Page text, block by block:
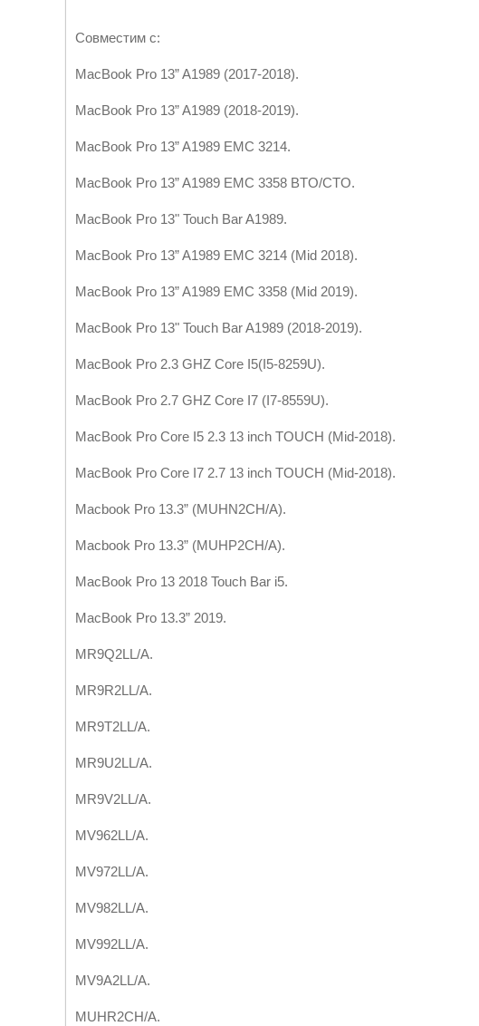
Совместим с:
MacBook Pro 13” A1989 (2017-2018).
MacBook Pro 13” A1989 (2018-2019).
MacBook Pro 13” A1989 EMC 3214.
MacBook Pro 13” A1989 EMC 3358 BTO/CTO.
MacBook Pro 13" Touch Bar A1989.
MacBook Pro 13” A1989 EMC 3214 (Mid 2018).
MacBook Pro 13” A1989 EMC 3358 (Mid 2019).
MacBook Pro 13" Touch Bar A1989 (2018-2019).
MacBook Pro 2.3 GHZ Core I5(I5-8259U).
MacBook Pro 2.7 GHZ Core I7 (I7-8559U).
MacBook Pro Core I5 2.3 13 inch TOUCH (Mid-2018).
MacBook Pro Core I7 2.7 13 inch TOUCH (Mid-2018).
Macbook Pro 13.3” (MUHN2CH/A).
Macbook Pro 13.3” (MUHP2CH/A).
MacBook Pro 13 2018 Touch Bar i5.
MacBook Pro 13.3” 2019.
MR9Q2LL/A.
MR9R2LL/A.
MR9T2LL/A.
MR9U2LL/A.
MR9V2LL/A.
MV962LL/A.
MV972LL/A.
MV982LL/A.
MV992LL/A.
MV9A2LL/A.
MUHR2CH/A.